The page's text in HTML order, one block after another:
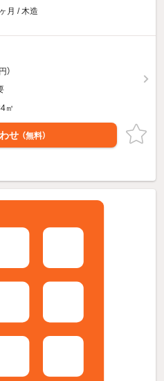
月 / 木造
）
㎡
せ （無料）